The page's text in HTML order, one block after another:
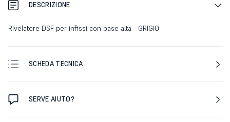
DESCRIZIONE
Rivelatore DSF per infissi con base alta - GRIGIO
SCHEDA TECNICA
SERVE AIUTO?